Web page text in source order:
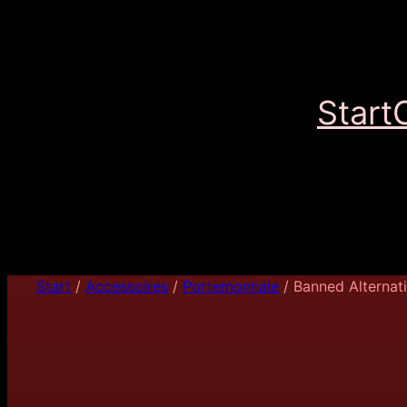
Start
Start / Accessoires / Portemonnaie / Banned